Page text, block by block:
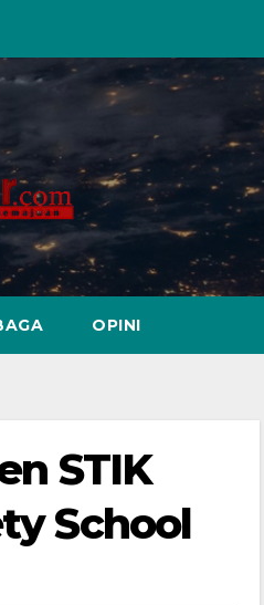
OPINI
STIK
School